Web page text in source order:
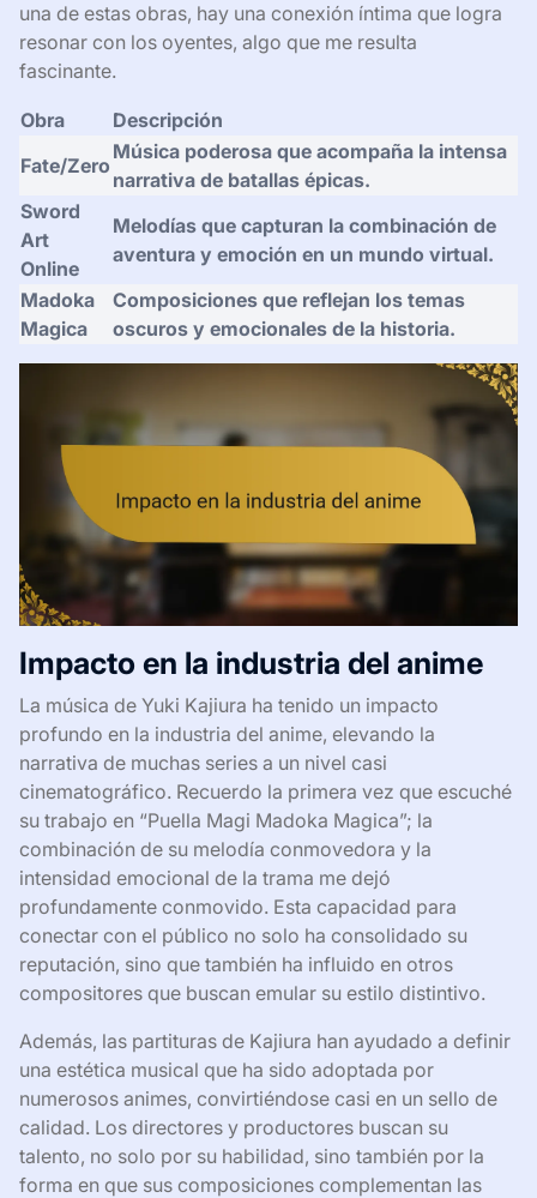
una de estas obras, hay una conexión íntima que logra
resonar con los oyentes, algo que me resulta
fascinante.
Obra
Descripción
Fate/Zero
Música poderosa que acompaña la intensa
narrativa de batallas épicas.
Sword
Art
Online
Melodías que capturan la combinación de
aventura y emoción en un mundo virtual.
Madoka
Magica
Composiciones que reflejan los temas
oscuros y emocionales de la historia.
Impacto en la industria del anime
La música de Yuki Kajiura ha tenido un impacto
profundo en la industria del anime, elevando la
narrativa de muchas series a un nivel casi
cinematográfico. Recuerdo la primera vez que escuché
su trabajo en “Puella Magi Madoka Magica”; la
combinación de su melodía conmovedora y la
intensidad emocional de la trama me dejó
profundamente conmovido. Esta capacidad para
conectar con el público no solo ha consolidado su
reputación, sino que también ha influido en otros
compositores que buscan emular su estilo distintivo.
Además, las partituras de Kajiura han ayudado a definir
una estética musical que ha sido adoptada por
numerosos animes, convirtiéndose casi en un sello de
calidad. Los directores y productores buscan su
talento, no solo por su habilidad, sino también por la
forma en que sus composiciones complementan las